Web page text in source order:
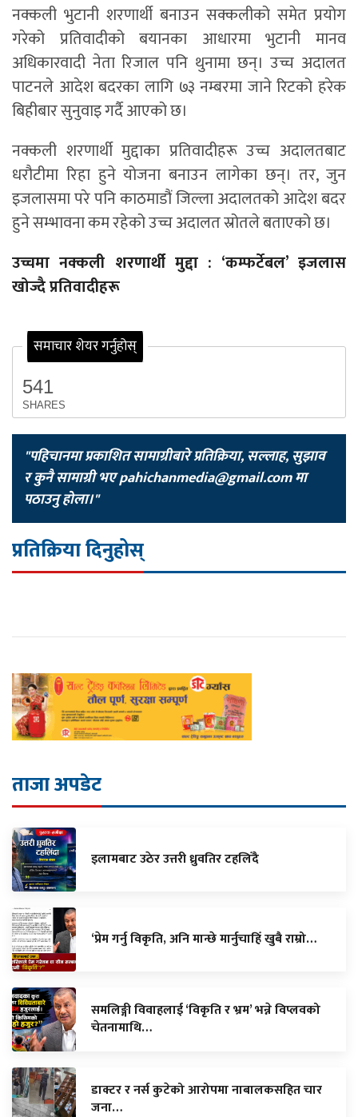
नक्कली भुटानी शरणार्थी बनाउन सक्कलीको समेत प्रयोग
गरेको प्रतिवादीको बयानका आधारमा भुटानी मानव
अधिकारवादी नेता रिजाल पनि थुनामा छन्। उच्च अदालत
पाटनले आदेश बदरका लागि ७३ नम्बरमा जाने रिटको हरेक
बिहीबार सुनुवाइ गर्दै आएको छ।
नक्कली शरणार्थी मुद्दाका प्रतिवादीहरू उच्च अदालतबाट
धरौटीमा रिहा हुने योजना बनाउन लागेका छन्। तर, जुन
इजलासमा परे पनि काठमाडौं जिल्ला अदालतको आदेश बदर
हुने सम्भावना कम रहेको उच्च अदालत स्रोतले बताएको छ।
उच्चमा नक्कली शरणार्थी मुद्दा : ‘कम्फर्टेबल’ इजलास
खोज्दै प्रतिवादीहरू
समाचार शेयर गर्नुहोस्
541
SHARES
"पहिचानमा प्रकाशित सामाग्रीबारे प्रतिक्रिया, सल्लाह, सुझाव
र कुनै सामाग्री भएpahichanmedia@gmail.comमा
पठाउनु होला।"
प्रतिक्रिया दिनुहोस्
ताजा अपडेट
इलामबाट उठेर उत्तरी ध्रुवतिर टहलिँदै
‘प्रेम गर्नु विकृति, अनि मान्छे मार्नुचाहिँ खुबै राम्रो…
समलिङ्गी विवाहलाई ‘विकृति र भ्रम’ भन्ने विप्लवको
चेतनामाथि…
डाक्टर र नर्स कुटेको आरोपमा नाबालकसहित चार
जना…